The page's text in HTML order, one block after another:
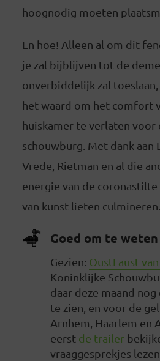
hoognodig moeten
En hoe! Alleen al om dit
je zal bijblijven tot de
onverbiddelijk zal toeslaan,
het waard om het comfort
huiskamer te verlaten voor
schouwburg. Met dank aan
Vrede, Rietman en al die
energie van de
van kunst lieten culmineren.
Goed om te weten
Gezien: OustFaust
Koninklijke
daar deze maand
te zien, en voor de
Arnhem, Haarlem en
eerst de trailer
vraaggesprekjes lezen